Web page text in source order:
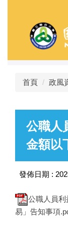
容
首頁 政風
公職人
金額以
發佈日期 :
公職人員
易」告知事項